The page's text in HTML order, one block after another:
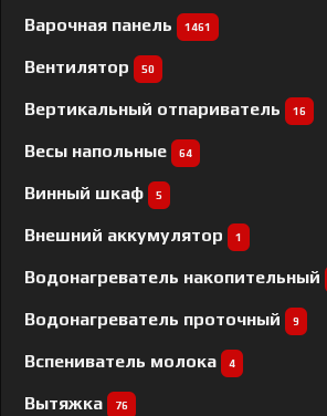
Варочная панель 1461
Вентилятор 50
Вертикальный отпариватель 16
Весы напольные 64
Винный шкаф 5
Внешний аккумулятор 1
Водонагреватель накопительный
Водонагреватель проточный 9
Вспениватель молока 4
Вытяжка 76